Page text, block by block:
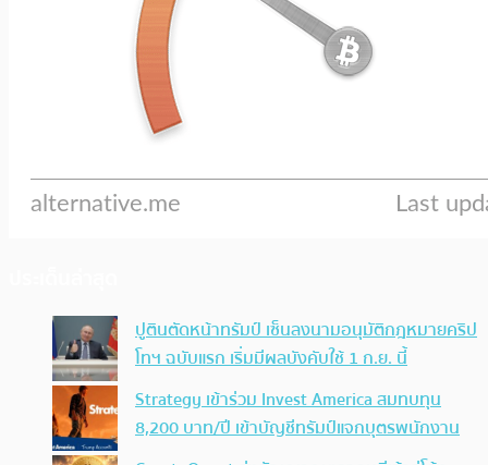
ปูตินตัดหน้าทรัมป์ เซ็นลงนามอนุมัติกฎหมายคริป
โทฯ ฉบับแรก เริ่มมีผลบังคับใช้ 1 ก.ย. นี้
Strategy เข้าร่วม Invest America สมทบทุน
8,200 บาท/ปี เข้าบัญชีทรัมป์แจกบุตรพนักงาน